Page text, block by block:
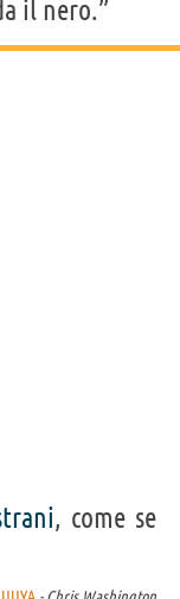
il nero.”
, come se